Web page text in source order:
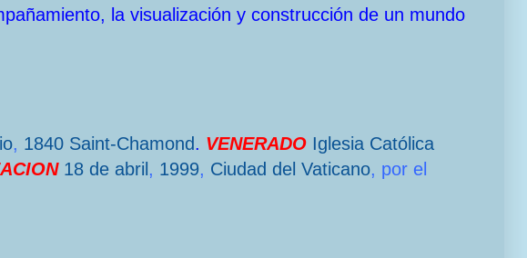
la visualización y construcción de un mundo
, 1840 Saint-Chamond. VENERADO Iglesia Católica
18 de abril , 1999, Ciudad del Vaticano, por el